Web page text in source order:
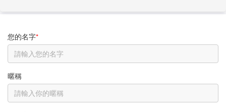
您的名字*
暱稱